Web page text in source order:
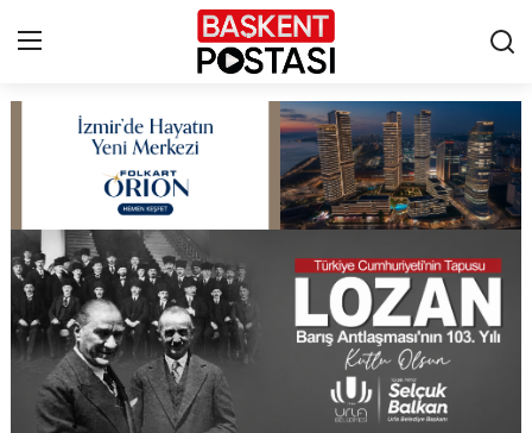
Çerez Politikası
Künye
Ankara
TBMM